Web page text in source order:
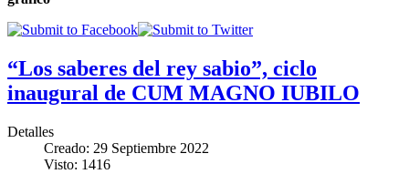
“Los saberes del rey sabio”, ciclo
inaugural de CUM MAGNO IUBILO
Detalles
Creado: 29 Septiembre 2022
Visto: 1416